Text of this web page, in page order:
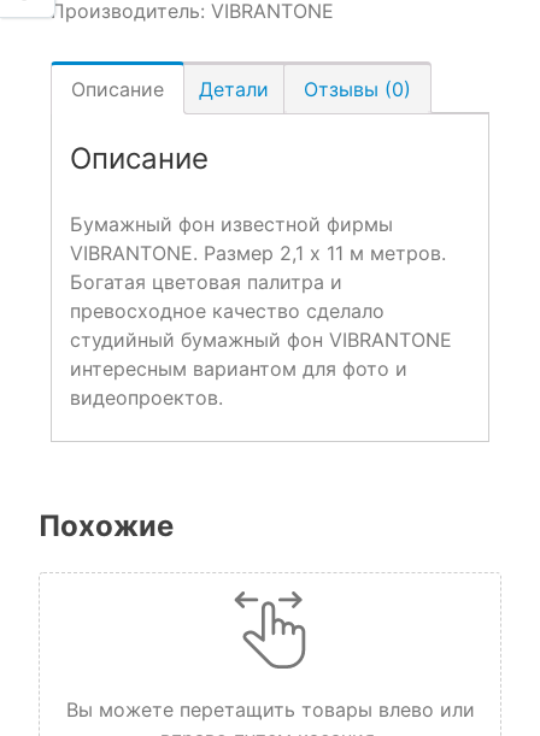
Производитель: VIBRANTONE
Описание Детали Отзывы (0)
Описание
Бумажный фон известной фирмы
VIBRANTONE. Размер 2,1 x 11 м метров.
Богатая цветовая палитра и
превосходное качество сделало
студийный бумажный фон VIBRANTONE
интересным вариантом для фото и
видеопроектов.
Похожие
Вы можете перетащить товары влево или